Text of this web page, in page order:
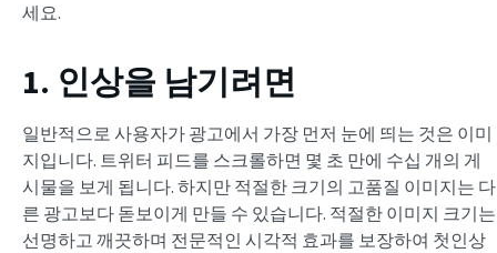
세요.
1. 인상을 남기려면
일반적으로 사용자가 광고에서 가장 먼저 눈에 띄는 것은 이미
지입니다. 트위터 피드를 스크롤하면 몇 초 만에 수십 개의 게
시물을 보게 됩니다. 하지만 적절한 크기의 고품질 이미지는 다
른 광고보다 돋보이게 만들 수 있습니다. 적절한 이미지 크기는
선명하고 깨끗하며 전문적인 시각적 효과를 보장하여 첫인상